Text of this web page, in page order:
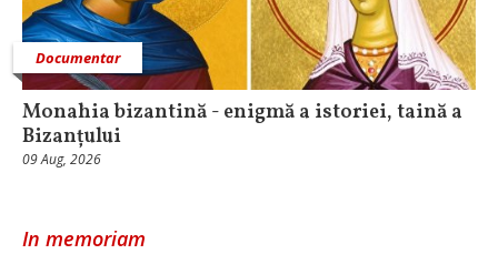
Documentar
Monahia bizantină - enigmă a istoriei, taină a
Bizanțului
09 Aug, 2026
In memoriam